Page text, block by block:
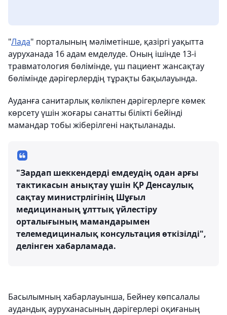
"Лада" порталының мәліметінше, қазіргі уақытта
ауруханада 16 адам емделуде. Оның ішінде 13-і
травматология бөлімінде, үш пациент жансақтау
бөлімінде дәрігерлердің тұрақты бақылауында.
Ауданға санитарлық көлікпен дәрігерлерге көмек
көрсету үшін жоғары санатты білікті бейінді
мамандар тобы жіберілгені нақтыланады.
"Зардап шеккендерді емдеудің одан арғы
тактикасын анықтау үшін ҚР Денсаулық
сақтау министрлігінің Шұғыл
медицинаның ұлттық үйлестіру
орталығының мамандарымен
телемедициналық консультация өткізілді",
делінген хабарламада.
Басылымның хабарлауынша, Бейнеу көпсалалы
аудандық ауруханасының дәрігерлері оқиғаның